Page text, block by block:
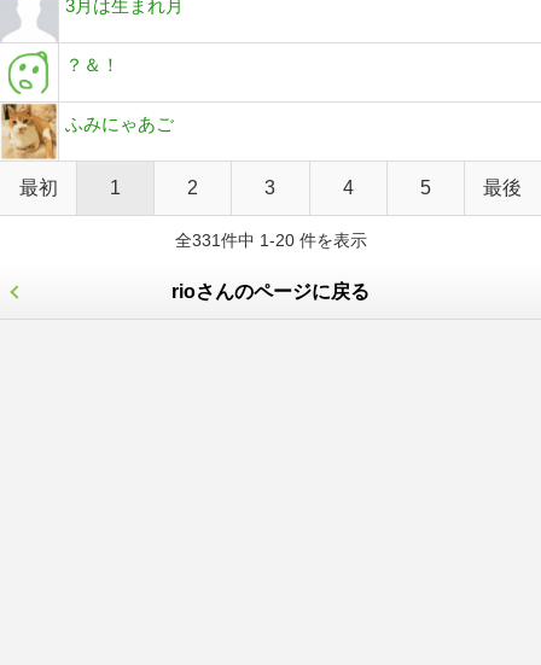
3月は生まれ月
？＆！
ふみにゃあご
最初 1 2 3 4 5 最後
全331件中 1-20 件を表示
rioさんのページに戻る